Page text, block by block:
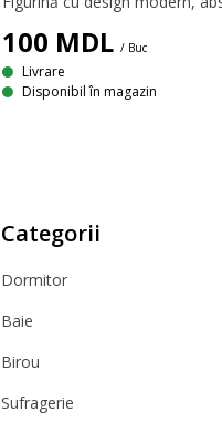
100 MDL / Buc
Livrare
Disponibil în magazin
Categorii
Dormitor
Baie
Birou
Sufragerie